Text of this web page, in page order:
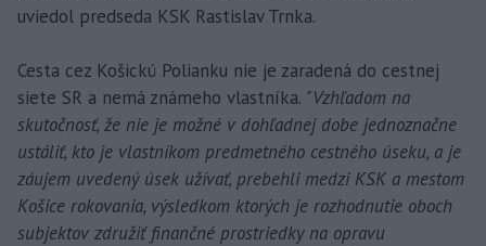
uviedol predseda KSK Rastislav Trnka.
Cesta cez Košickú Polianku nie je zaradená do cestnej
siete SR a nemá známeho vlastníka. "Vzhľadom na
skutočnosť, že nie je možné v dohľadnej dobe jednoznačne
ustáliť, kto je vlastníkom predmetného cestného úseku, a je
záujem uvedený úsek užívať, prebehli medzi KSK a mestom
Košice rokovania, výsledkom ktorých je rozhodnutie oboch
subjektov združiť finančné prostriedky na opravu